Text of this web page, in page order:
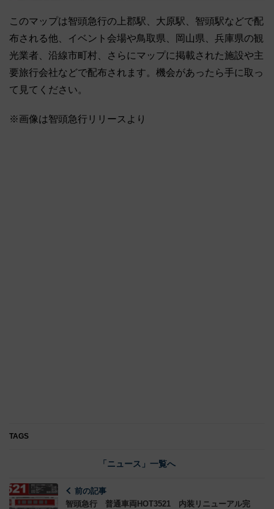
このマップは智頭急行の上郡駅、大原駅、智頭駅などで配
布される他、イベント会場や鳥取県、岡山県、兵庫県の観
光業者、沿線市町村、さらにマップに掲載された施設や主
要旅行会社などで配布されます。機会があったら手に取っ
て見てください。
※画像は智頭急行リリースより
TAGS
「ニュース」一覧へ
前の記事
智頭急行 普通車両HOT3521 内装リニューアル完